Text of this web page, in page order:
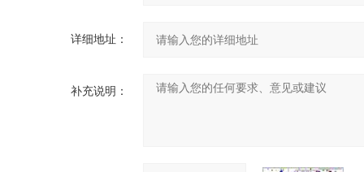
详细地址：
补充说明：